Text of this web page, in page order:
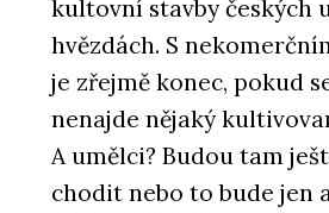
kultovní stavby českých
hvězdách. S
je zřejmě konec, pokud
nenajde nějaký
A umělci? Budou tam
chodit nebo to bude jen